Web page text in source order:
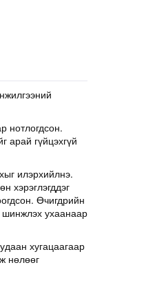
нотлогдсон.
арай гүйцэхгүй
илэрхийлнэ.
хэрэглэгддэг
Өчигдрийн
шинжлэх ухаанаар
хугацаагаар
нөлөөг